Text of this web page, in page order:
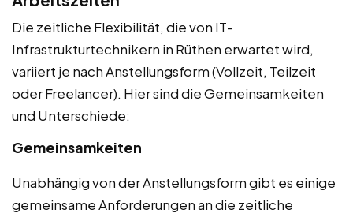
Die zeitliche Flexibilität, die von IT-
Infrastrukturtechnikern in Rüthen erwartet wird,
variiert je nach Anstellungsform (Vollzeit, Teilzeit
oder Freelancer). Hier sind die Gemeinsamkeiten
und Unterschiede:
Gemeinsamkeiten
Unabhängig von der Anstellungsform gibt es einige
gemeinsame Anforderungen an die zeitliche